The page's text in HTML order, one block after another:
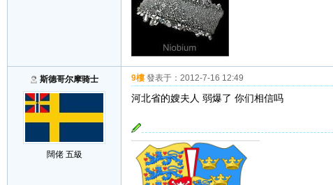
斯德哥尔摩骑士
闊佬 五級
9樓發表于： 2012-7-16 12:49
河北省的嫂夫人 弱爆了 你们相信吗